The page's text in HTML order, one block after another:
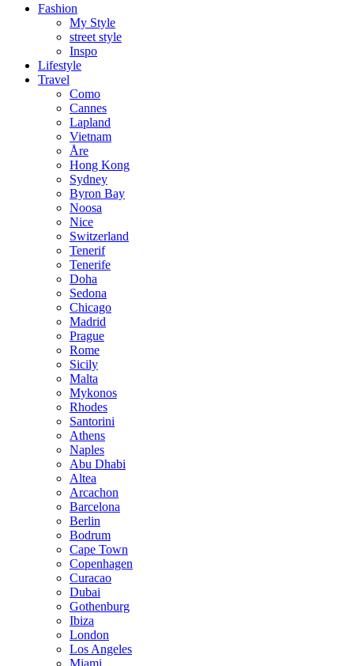
Fashion
My Style
street style
Inspo
Lifestyle
Travel
Como
Cannes
Lapland
Vietnam
Åre
Hong Kong
Sydney
Byron Bay
Noosa
Nice
Switzerland
Tenerif
Tenerife
Doha
Sedona
Chicago
Madrid
Prague
Rome
Sicily
Malta
Mykonos
Rhodes
Santorini
Athens
Naples
Abu Dhabi
Altea
Arcachon
Barcelona
Berlin
Bodrum
Cape Town
Copenhagen
Curacao
Dubai
Gothenburg
Ibiza
London
Los Angeles
Miami